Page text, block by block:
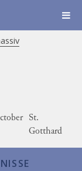
St.
Gotthard